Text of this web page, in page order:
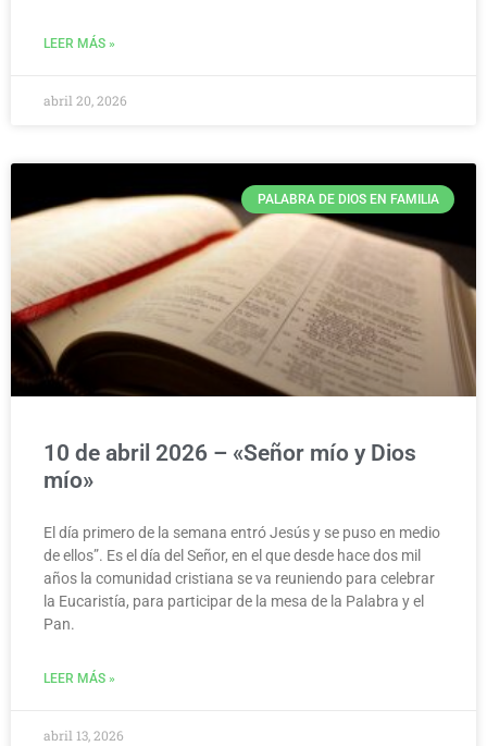
LEER MÁS »
abril 20, 2026
PALABRA DE DIOS EN FAMILIA
10 de abril 2026 – «Señor mío y Dios
mío»
El día primero de la semana entró Jesús y se puso en medio
de ellos”. Es el día del Señor, en el que desde hace dos mil
años la comunidad cristiana se va reuniendo para celebrar
la Eucaristía, para participar de la mesa de la Palabra y el
Pan.
LEER MÁS »
abril 13, 2026